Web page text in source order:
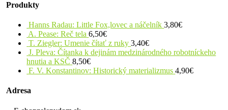
Produkty
Hanns Radau: Little Fox,lovec a náčelník 3,80€
A. Pease: Reč tela 6,50€
T. Ziegler: Umenie čítať z ruky 3,40€
J. Pleva: Čítanka k dejinám medzinárodného robotníckeho
hnutia a KSČ 8,50€
F. V. Konstantinov: Historický materializmus 4,90€
Adresa